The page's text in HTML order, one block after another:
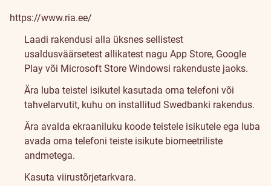
https://www.ria.ee/
Laadi rakendusi alla üksnes sellistest
usaldusväärsetest allikatest nagu App Store, Google
Play või Microsoft Store Windowsi rakenduste jaoks.
Ära luba teistel isikutel kasutada oma telefoni või
tahvelarvutit, kuhu on installitud Swedbanki rakendus.
Ära avalda ekraaniluku koode teistele isikutele ega luba
avada oma telefoni teiste isikute biomeetriliste
andmetega.
Kasuta viirustõrjetarkvara.